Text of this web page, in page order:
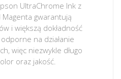
UltraChrome Ink z
gwarantują
i większą dokładność
na działanie
więc niezwykle długo
oraz jakość.